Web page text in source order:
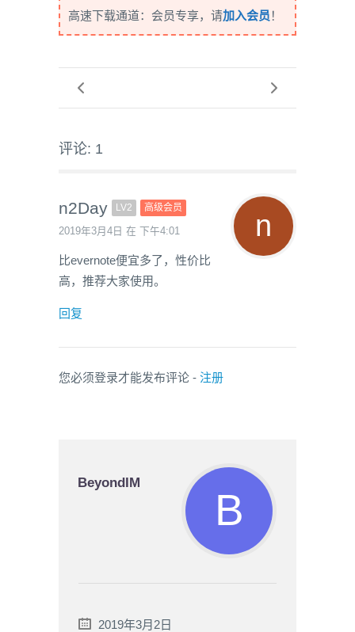
高速下载通道：会员专享，请加入会员 ！
评论: 1
n2Day LV2 高级会员
2019年3月4日 在 下午4:01
比evernote便宜多了，性价比
高，推荐大家使用。
回复
您必须登录才能发布评论 - 注册
BeyondIM
2019年3月2日